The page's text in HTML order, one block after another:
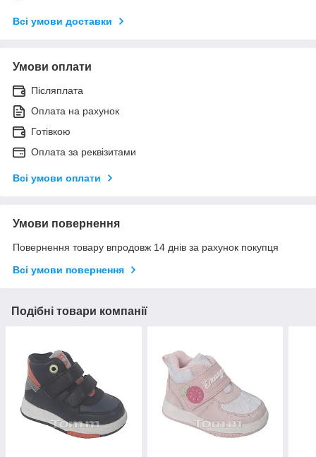
Всі умови доставки
Умови оплати
Післяплата
Оплата на рахунок
Готівкою
Оплата за реквізитами
Всі умови оплати
Умови повернення
Повернення товару впродовж 14 днів за рахунок покупця
Всі умови повернення
Подібні товари компанії